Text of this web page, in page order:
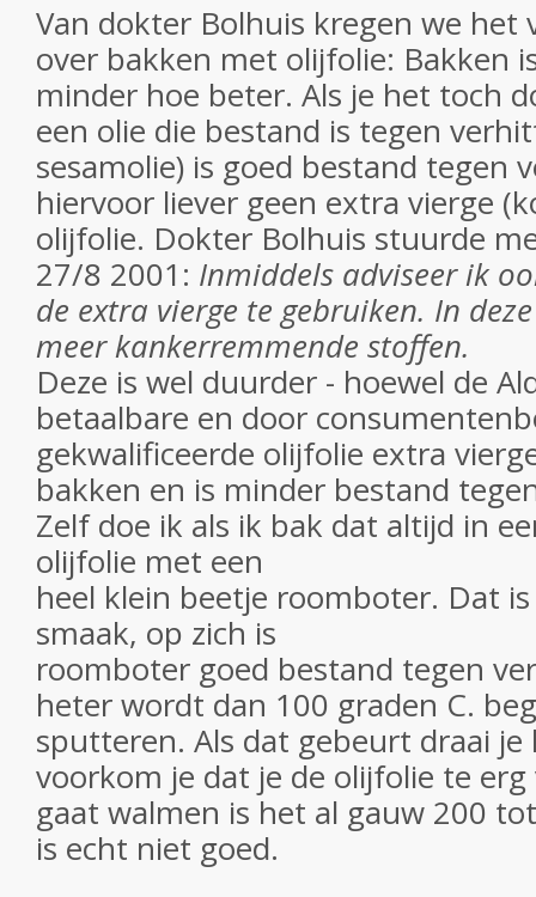
Van dokter Bolhuis kregen we het
over bakken met olijfolie: Bakken
minder hoe beter. Als je het toch
een olie die bestand is tegen
sesamolie) is goed bestand tegen
hiervoor liever geen extra vierge
olijfolie. Dokter Bolhuis stuurde
27/8 2001: Inmiddels adviseer ik
de extra vierge te gebruiken. In
meer kankerremmende stoffen.
Deze is wel duurder - hoewel de
betaalbare en door
gekwalificeerde olijfolie extra
bakken en is minder bestand
Zelf doe ik als ik bak dat altijd in
olijfolie met een
heel klein beetje roomboter. Dat
smaak, op zich is
roomboter goed bestand tegen
heter wordt dan 100 graden C.
sputteren. Als dat gebeurt draai
voorkom je dat je de olijfolie te
gaat walmen is het al gauw 200
is echt niet goed.